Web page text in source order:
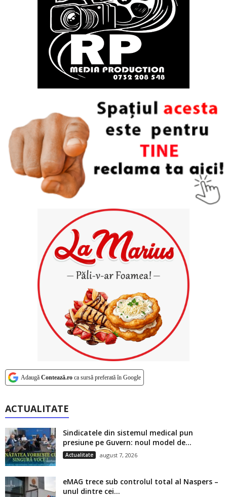
Adaugă Contează.ro ca sursă preferată în Google
ACTUALITATE
Sindicatele din sistemul medical pun
presiune pe Guvern: noul model de...
Actualitate august 7, 2026
eMAG trece sub controlul total al Naspers –
unul dintre cei...